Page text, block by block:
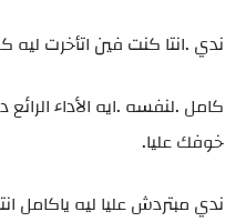
ندي .انتا كنت فين اتأخرت
كامل .لنفسه .ايه الأداء
خوفك عليا.
ندي مبتردش عليا ليه